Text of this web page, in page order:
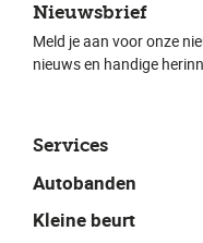
Services
Autobanden
Kleine beurt
Nieuwsbrief
Meld je aan voor onze
nieuws en handige